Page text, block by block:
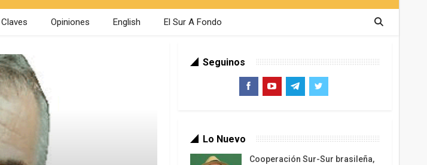
Claves Opiniones English El Sur A Fondo
Seguinos
Lo Nuevo
Cooperación Sur-Sur brasileña,